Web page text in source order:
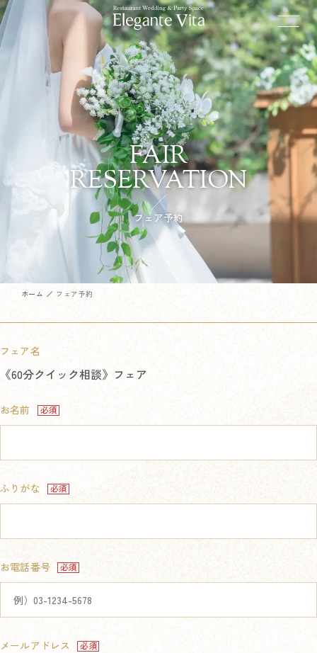
FAIR
RESERVATION
フェア予約
ホーム フェア予約
フェア名
《60分クイック相談》フェア
お名前
ふりがな
お電話番号
メールアドレス